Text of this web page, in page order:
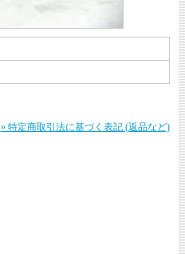
» 特定商取引法に基づく表記 (返品など)